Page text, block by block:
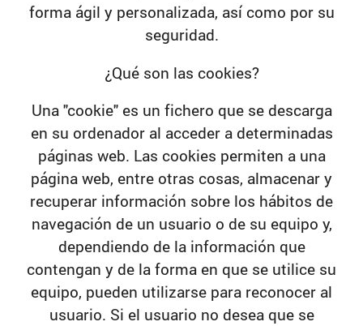
forma ágil y personalizada, así como por su
seguridad.
¿Qué son las cookies?
Una "cookie" es un fichero que se descarga
en su ordenador al acceder a determinadas
páginas web. Las cookies permiten a una
página web, entre otras cosas, almacenar y
recuperar información sobre los hábitos de
navegación de un usuario o de su equipo y,
dependiendo de la información que
contengan y de la forma en que se utilice su
equipo, pueden utilizarse para reconocer al
usuario. Si el usuario no desea que se